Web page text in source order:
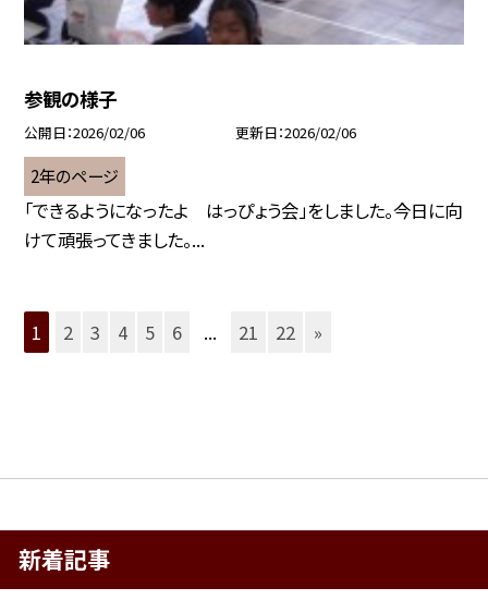
参観の様子
公開日 2026/02/06 更新日 2026/02/06
2年のページ
「できるようになったよ はっぴょう会」をしました。今日に向
けて頑張ってきました。...
1 2 3 4 5 6 ... 21 22 »
新着記事